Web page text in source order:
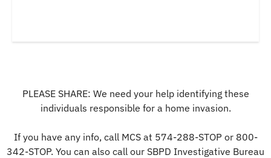
PLEASE SHARE: We need your help identifying these
individuals responsible for a home invasion.
If you have any info, call MCS at 574-288-STOP or 800-
342-STOP. You can also call our SBPD Investigative Bureau